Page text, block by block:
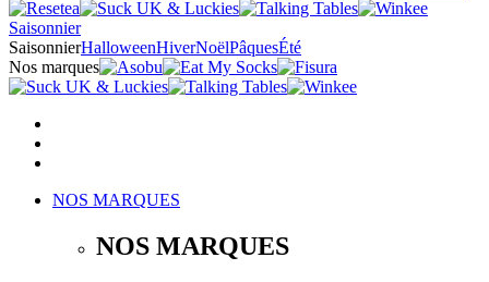
Saisonnier
SaisonnierHalloweenHiverNoëlPâquesÉté
Nos marques
NOS MARQUES
NOS MARQUES